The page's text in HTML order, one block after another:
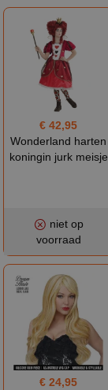
€ 42,95
Wonderland harten
koningin jurk meisje
niet op
voorraad
€ 24,95